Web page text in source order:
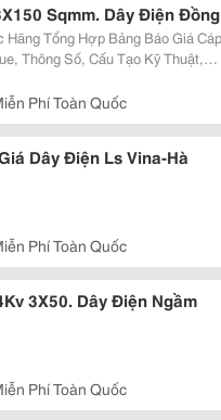
Sqmm. Dây Điện Đồng
Thông Số, Cấu Tạo Kỹ Thuật,
Phí Toàn Quốc
Dây Điện Ls Vina-Hà
Phí Toàn Quốc
3X50. Dây Điện Ngầm
Phí Toàn Quốc